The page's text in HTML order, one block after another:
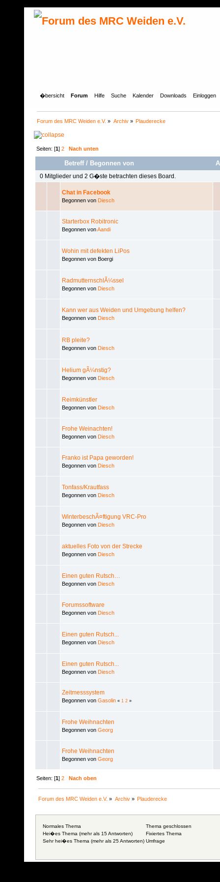
�bersicht Forum Hilfe Suche Kalender Downloads Einloggen
Forum des MRC Weiden e.V. » Archiv» Plauderecke
Seiten: [1]2 Nach unten
Betreff/ Begonnen von
0 Mitglieder und 2 G�ste betrachten dieses Board.
Chat in Facebook
Begonnen von Diesch
Starterbox Robitronic
Begonnen vonAandi
Wohin mit defekten LiPos
Begonnen von Boergi
RadmutternschlÃ¼ssel
Begonnen von Diesch
Kann wer aus Weiden und Umgebung helfen?
Begonnen von Diesch
RB pleite?
Begonnen von Diesch
Helium gÃ¼nstig?
Begonnen von Diesch
Reimkünstler
Begonnen von Diesch
Frohe Weinachten!
Begonnen von Diesch
Franko ist Papa geworden!
Begonnen von Diesch
Tonfass/Krautfass
Begonnen von Diesch
WinterbeschÃ¤ftigung VRC-Pro
Begonnen von Diesch
aktuelles Foto von der Strecke
Begonnen von Diesch
Einen guten Rutsch…
Begonnen von Diesch
Forumssoftware
Begonnen von Diesch
Einen guten Rutsch...
Begonnen von Diesch
Einen guten Rutsch...
Begonnen von Diesch
Zeitmesssystem
Begonnen von Gasolin « 1 2 »
Frohe Weihnachten
Begonnen von Georg
Frohe Weihnachten
Begonnen von Georg
Seiten: [1]2 Nach oben
Forum des MRC Weiden e.V. » Archiv» Plauderecke
Normales Thema
Hei�es Thema (mehr als 15 Antworten)
Sehr hei�es Thema (mehr als 25 Antworten)
Thema geschlossen
Fixiertes Thema
Umfrage